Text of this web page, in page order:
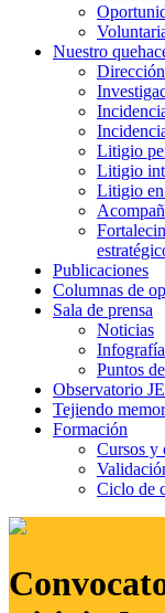
Nuestro
Dirección
Litigio
Litigio
Litigio en
Publicaciones
Columnas de
Sala de prensa
Noticias
Puntos
Observatorio
Tejiendo
Formación
Cursos y
Ciclo de